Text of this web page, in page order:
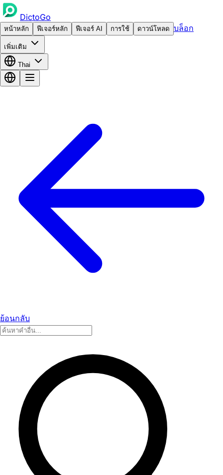
DictoGo
หน้าหลัก ฟีเจอร์หลัก ฟีเจอร์ AI การใช้ ดาวน์โหลด บล็อก
เพิ่มเติม
Thai
ย้อนกลับ